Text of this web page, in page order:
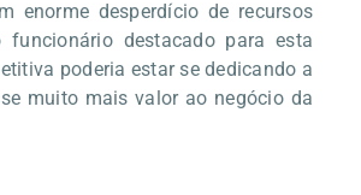
enorme desperdício de recursos
funcionário destacado para esta
poderia estar se dedicando a
muito mais valor ao negócio da